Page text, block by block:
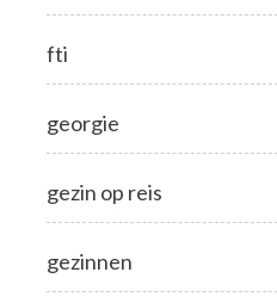
fti
georgie
gezin op reis
gezinnen